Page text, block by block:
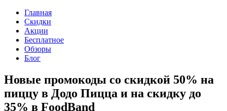
Главная
Скидки
Акции
Бесплатное
Обзоры
Блог
Новые промокоды со скидкой 50% на
пиццу в Додо Пицца и на скидку до
35% в FoodBand